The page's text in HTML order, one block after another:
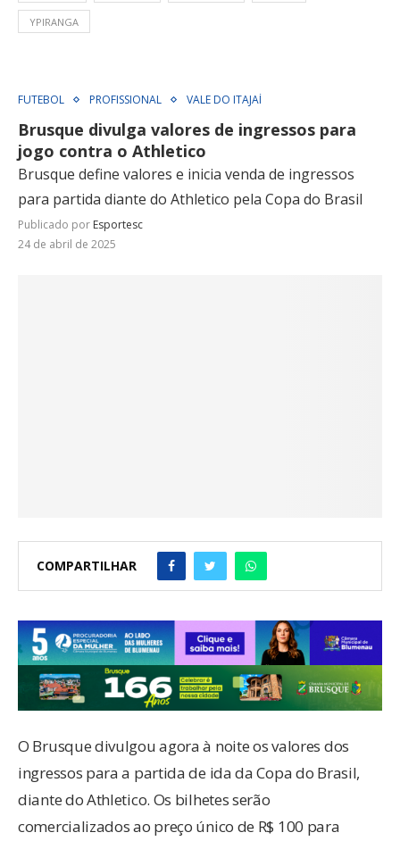
YPIRANGA
FUTEBOL PROFISSIONAL VALE DO ITAJAÍ
Brusque divulga valores de ingressos para
jogo contra o Athletico
Brusque define valores e inicia venda de ingressos
para partida diante do Athletico pela Copa do Brasil
Publicado por Esportesc
24 de abril de 2025
COMPARTILHAR
O Brusque divulgou agora à noite os valores dos
ingressos para a partida de ida da Copa do Brasil,
diante do Athletico. Os bilhetes serão
comercializados ao preço único de R$ 100 para